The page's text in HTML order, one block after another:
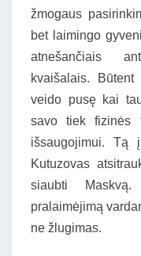
žmogaus
bet laimingo
atnešančiais
kvaišalais.
veido pusę kai
savo tiek fizinės
išsaugojimui. Tą
Kutuzovas
siaubti
pralaimėjimą
ne žlugimas.